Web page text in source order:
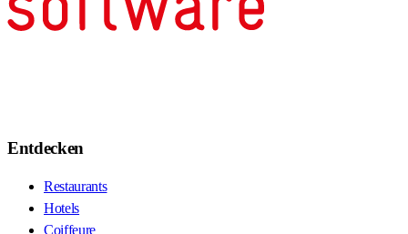
Entdecken
Restaurants
Hotels
Coiffeure